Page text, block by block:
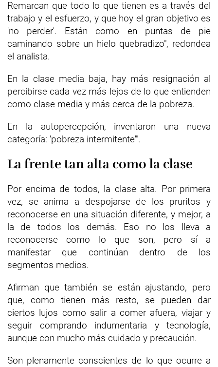
Remarcan que todo lo que tienen es a través del
trabajo y el esfuerzo, y que hoy el gran objetivo es
'no perder'. Están como en puntas de pie
caminando sobre un hielo quebradizo", redondea
el analista.
En la clase media baja, hay más resignación al
percibirse cada vez más lejos de lo que entienden
como clase media y más cerca de la pobreza.
En la autopercepción, inventaron una nueva
categoría: 'pobreza intermitente'".
La frente tan alta como la clase
Por encima de todos, la clase alta. Por primera
vez, se anima a despojarse de los pruritos y
reconocerse en una situación diferente, y mejor, a
la de todos los demás. Eso no los lleva a
reconocerse como lo que son, pero sí a
manifestar que continúan dentro de los
segmentos medios.
Afirman que también se están ajustando, pero
que, como tienen más resto, se pueden dar
ciertos lujos como salir a comer afuera, viajar y
seguir comprando indumentaria y tecnología,
aunque con mucho más cuidado y precaución.
Son plenamente conscientes de lo que ocurre a